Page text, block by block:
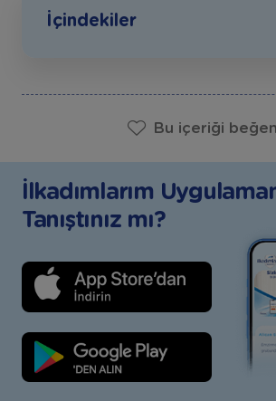
İçindekiler
Bu içeriği beğen
İlkadımlarım
Tanıştınız mı?